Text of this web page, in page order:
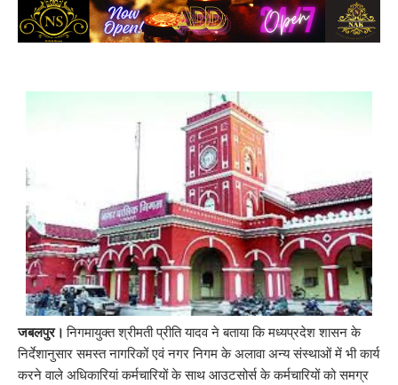
जबलपुर।निगमायुक्त श्रीमती प्रीति यादव ने बताया कि मध्यप्रदेश शासन के
निर्देशानुसार समस्त नागरिकों एवं नगर निगम के अलावा अन्य संस्थाओं में भी कार्य
करने वाले अधिकारियां कर्मचारियों के साथ आउटसोर्स के कर्मचारियों को समग्र